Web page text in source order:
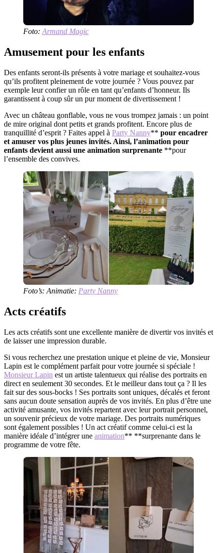
Foto: Armand Magic
Amusement pour les enfants
Des enfants seront-ils présents à votre mariage et souhaitez-vous
qu’ils profitent pleinement de votre journée ? Vous pouvez par
exemple leur confier un rôle en tant qu’enfants d’honneur. Ils
garantissent à coup sûr un pur moment de divertissement !
Avec un château gonflable, vous ne vous trompez jamais : un point
de mire original dont petits et grands profitent. Encore plus de
tranquillité d’esprit ? Faites appel à Party Nanny** pour encadrer
et amuser vos plus jeunes invités. Ainsi, l’animation pour
enfants devient aussi une animation surprenante **pour
l’ensemble des convives.
Foto’s: Animatie: Party Nanny
Acts créatifs
Les acts créatifs sont une excellente manière de divertir vos invités et
de laisser une impression durable.
Si vous recherchez une prestation unique et pleine de vie, Monsieur
Lapin est le complément parfait pour votre journée si spéciale !
Monsieur Lapin est un artiste talentueux qui réalise des portraits en
direct en seulement 30 secondes. Et le meilleur dans tout ça ? Il les
fait sur des sous-bocks ! Ses portraits sont uniques, décalés et feront
sans aucun doute sensation auprès de vos invités. En plus d’être une
activité amusante, vos invités repartent avec leur portrait personnel,
un souvenir précieux de votre mariage. Des portraits numériques
sont également possibles ! Un act créatif comme celui-ci est la
manière idéale d’intégrer une animation** **surprenante dans le
programme de votre fête.